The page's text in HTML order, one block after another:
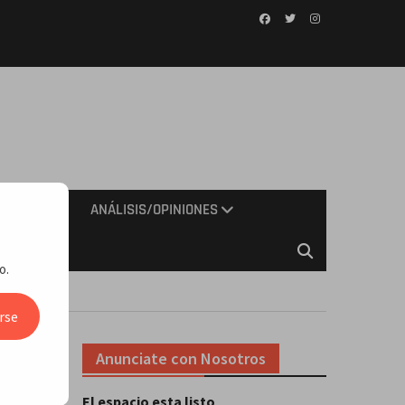
ANÁLISIS/OPINIONES
Anunciate con Nosotros
El espacio esta listo